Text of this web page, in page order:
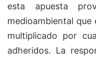
esta apuesta
medioambiental
multiplicado por
adheridos. La